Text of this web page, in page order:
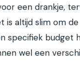
een drankje,
is altijd slim om
specifiek budget
wel een